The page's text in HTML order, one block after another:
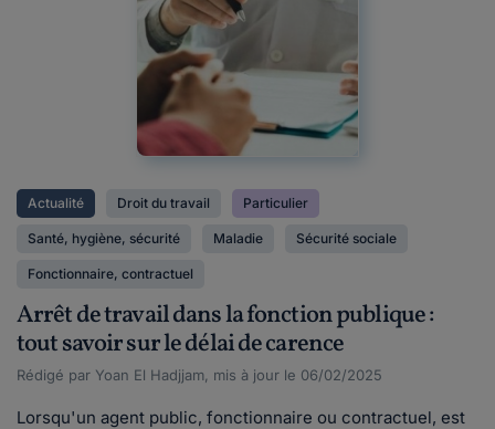
Actualité Droit du travail Particulier
Santé, hygiène, sécurité Maladie Sécurité sociale
Fonctionnaire, contractuel
Arrêt de travail dans la fonction publique :
tout savoir sur le délai de carence
Rédigé par Yoan El Hadjjam, mis à jour le 06/02/2025
Lorsqu'un agent public, fonctionnaire ou contractuel, est